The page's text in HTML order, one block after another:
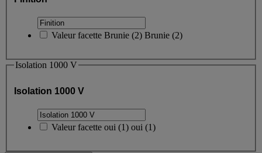
Valeur facette Brunie (2) Brunie (2)
Isolation 1000 V
Isolation 1000 V
Valeur facette oui (1) oui (1)